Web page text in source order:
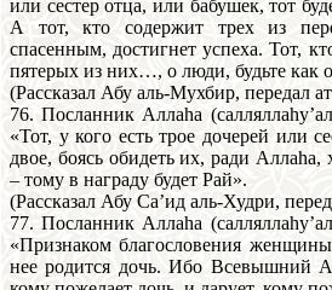
или сестер отца, или бабушек, тот
А тот, кто содержит трех из
спасенным, достигнет успеха. Тот,
пятерых из них…, о люди, будьте как
(Рассказал Абу аль-Мухбир, передал
76. Посланник Аллаhа
«Тот, у кого есть трое дочерей или
двое, боясь обидеть их, ради
– тому в награду будет Рай».
(Рассказал Абу Са’ид аль-Худри,
77. Посланник Аллаhа
«Признаком благословения
нее родится дочь. Ибо Всевышний